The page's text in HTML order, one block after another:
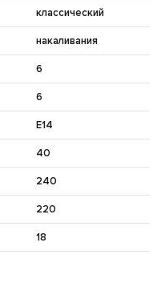
классический
накаливания
6
6
E14
40
240
220
18